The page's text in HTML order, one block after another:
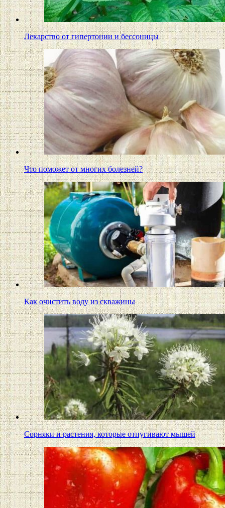
Лекарство от гипертонии и бессоницы
Что поможет от многих болезней?
Как очистить воду из скважины
Сорняки и растения, которые отпугивают мышей